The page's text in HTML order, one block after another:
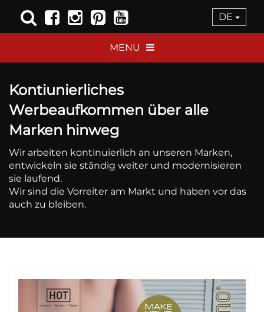
DE
MENU
Kontiunierliches
Werbeaufkommen über alle
Marken hinweg
Wir arbeiten kontinuierlich an unseren Marken,
entwickeln sie ständig weiter und modernisieren
sie laufend.
Wir sind die Vorreiter am Markt und haben vor das
auch zu bleiben.